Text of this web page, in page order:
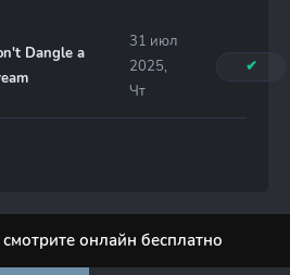
Dangle a
31 июл
2025,
Чт
✔
онлайн бесплатно